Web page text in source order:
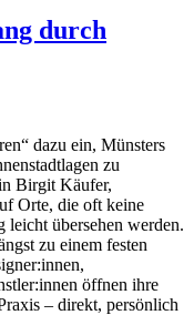
durch
dazu ein, Münsters
zu
Birgit Käufer,
Orte, die oft keine
leicht übersehen werden.
zu einem festen
öffnen ihre
– direkt, persönlich